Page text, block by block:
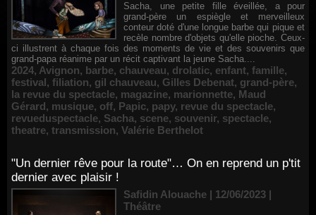
Sacha, une petite fille éveillée, a pour
grand-père un espiègle et merveilleux
conteur doté d'une longue barbe qui pique et
recèle nombre d'objets qu'elle pioche. Ceux-
ci illustrent à chaque fois des moments de vie et des souvenirs que
grand-papa réanime par un récit captivant la jeune Sacha....
2024, Avignon, barbe, chauveau, drolatic, enfant, famille,
festival, filiation, gil chauveau, Gilles Debenat, grand-père,
la revue du spectacle, magazine, marionnette, Maud
Gérard, musique, off, Papic, papy, revue du spectacle,
revueduspectacle, Sacha, scene, souvenir, spectacle,
theatre, transmission, Valérie Berthelot
"Un dernier rêve pour la route"… On en reprend un p'tit
dernier avec plaisir !
Safidin Alouache | 12/06/2023 |
Théâtre